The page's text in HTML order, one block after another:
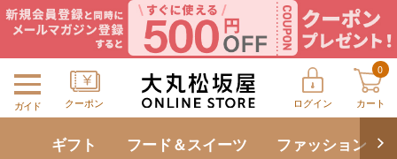
ガイド クーポン ログイン
0
カート
ギフト フード＆スイーツ ファッション